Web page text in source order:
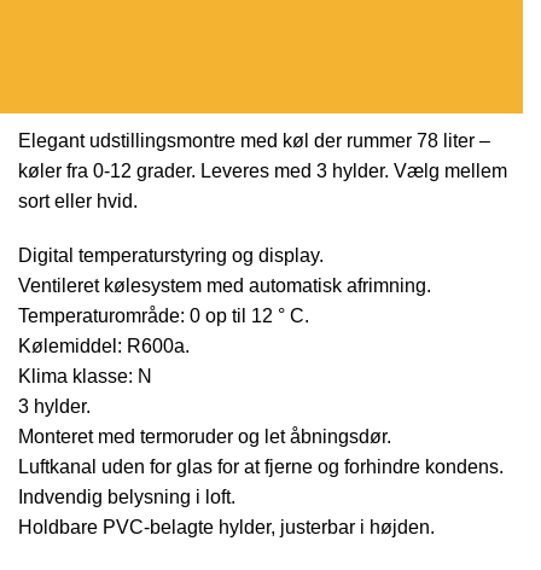
Elegant udstillingsmontre med køl der rummer 78 liter –
køler fra 0-12 grader. Leveres med 3 hylder. Vælg mellem
sort eller hvid.
Digital temperaturstyring og display.
Ventileret kølesystem med automatisk afrimning.
Temperaturområde: 0 op til 12 ° C.
Kølemiddel: R600a.
Klima klasse: N
3 hylder.
Monteret med termoruder og let åbningsdør.
Luftkanal uden for glas for at fjerne og forhindre kondens.
Indvendig belysning i loft.
Holdbare PVC-belagte hylder, justerbar i højden.